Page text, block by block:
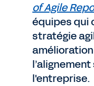
of Agile
équipes qui
stratégie
l'entreprise.